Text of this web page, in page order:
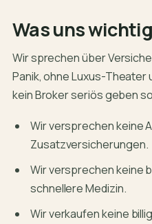
Was uns
Wir sprechen über
Panik, ohne Luxus-Theater
kein Broker seriös geben
Wir versprechen keine
Zusatzversicherungen.
Wir versprechen keine
schnellere Medizin.
Wir verkaufen keine